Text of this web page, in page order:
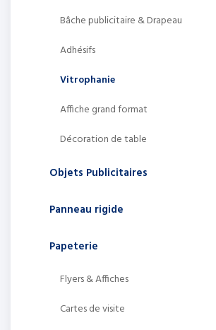
Bâche publicitaire & Drapeau
Adhésifs
Vitrophanie
Affiche grand format
Décoration de table
Objets Publicitaires
Panneau rigide
Papeterie
Flyers & Affiches
Cartes de visite